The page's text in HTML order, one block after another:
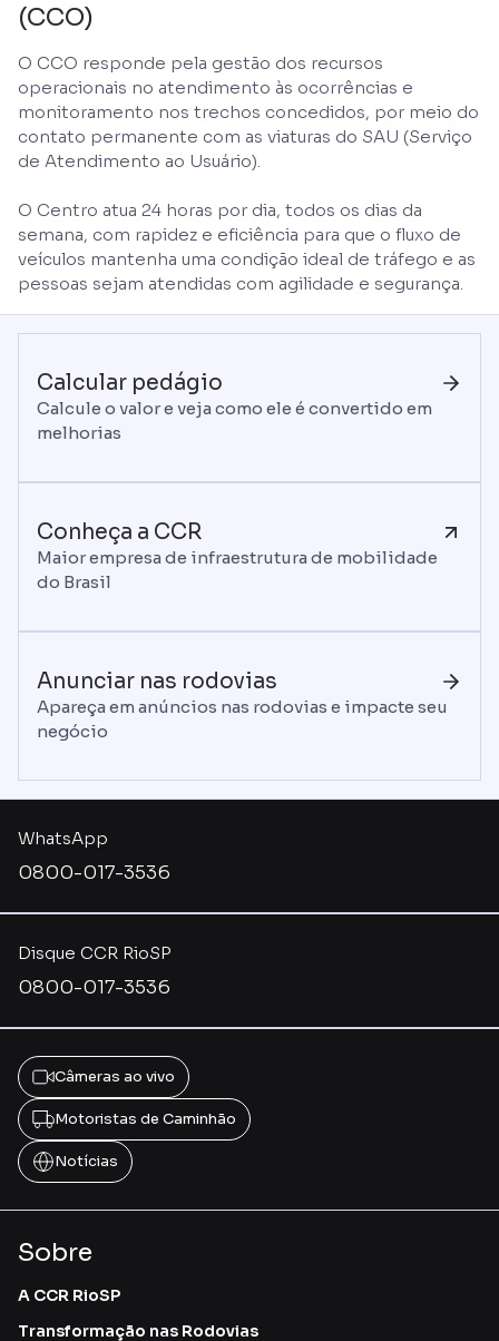
(CCO)
O CCO responde pela gestão dos recursos
operacionais no atendimento às ocorrências e
monitoramento nos trechos concedidos, por meio do
contato permanente com as viaturas do SAU (Serviço
de Atendimento ao Usuário).
O Centro atua 24 horas por dia, todos os dias da
semana, com rapidez e eficiência para que o fluxo de
veículos mantenha uma condição ideal de tráfego e as
pessoas sejam atendidas com agilidade e segurança.
Calcular pedágio
Calcule o valor e veja como ele é convertido em
melhorias
Conheça a CCR
Maior empresa de infraestrutura de mobilidade
do Brasil
Anunciar nas rodovias
Apareça em anúncios nas rodovias e impacte seu
negócio
Disque CCR RioSP
0800-017-3536
WhatsApp
0800-017-3536
Câmeras ao vivo
Motoristas de Caminhão
Notícias
Sobre
A CCR RioSP
Transformação nas Rodovias